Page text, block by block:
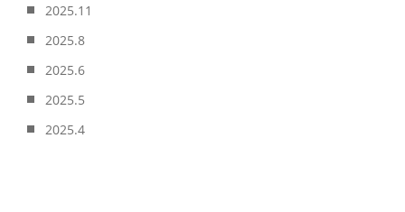
2025.11
2025.8
2025.6
2025.5
2025.4